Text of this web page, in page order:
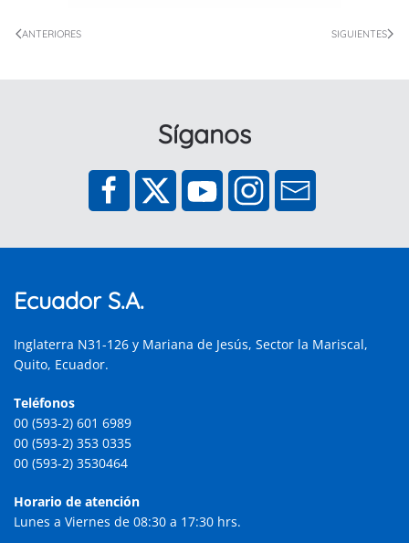
ANTERIORES SIGUIENTES
Síganos
Ecuador S.A.
Inglaterra N31-126 y Mariana de Jesús, Sector la Mariscal,
Quito, Ecuador.
Teléfonos
00 (593-2) 601 6989
00 (593-2) 353 0335
00 (593-2) 3530464
Horario de atención
Lunes a Viernes de 08:30 a 17:30 hrs.